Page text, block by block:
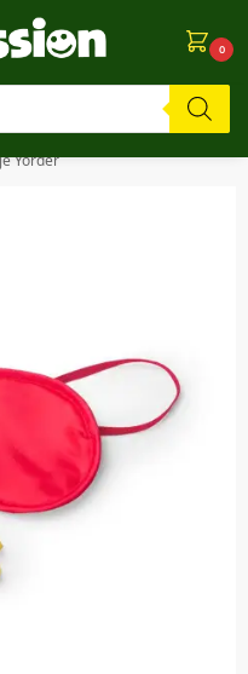
0
falla, ¡Perdón!⚠️
Yorder